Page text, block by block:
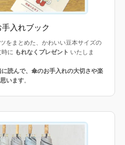
入れブック
をまとめた、かわいい豆本サイズの
に もれなくプレゼント いたしま
読んで、傘のお手入れの大切さや楽
います。